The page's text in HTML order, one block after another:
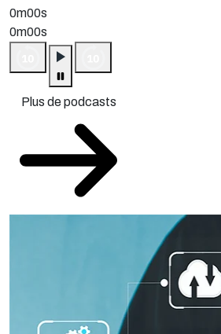
0m00s
0m00s
Plus de podcasts